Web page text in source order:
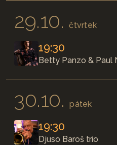
29.10.čtvrtek
19:30
Betty Panzo & Paul
30.10.pátek
19:30
Djuso Baroš trio